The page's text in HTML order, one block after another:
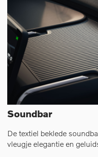
Soundbar
De textiel beklede
vleugje elegantie en